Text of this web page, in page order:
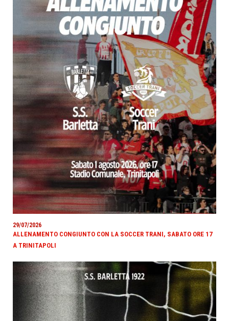
29/07/2026
ALLENAMENTO CONGIUNTO CON LA SOCCER TRANI, SABATO ORE 17
A TRINITAPOLI